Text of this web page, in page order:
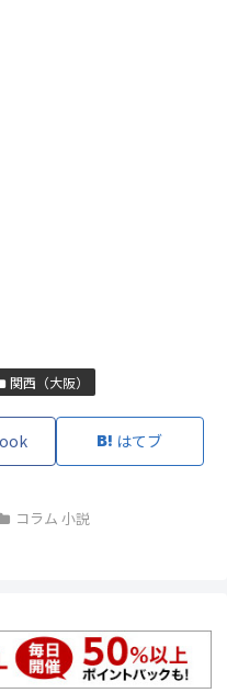
関西（大阪）
はてブ
コラム 小説